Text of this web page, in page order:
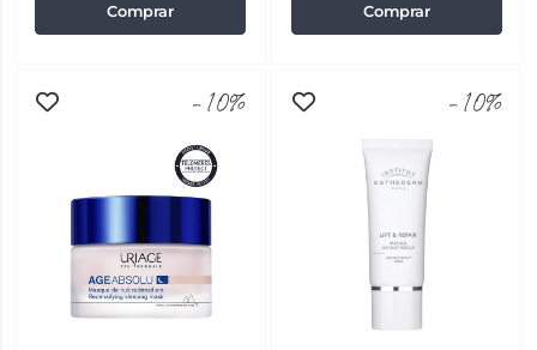
Comprar Comprar
-10% -10%